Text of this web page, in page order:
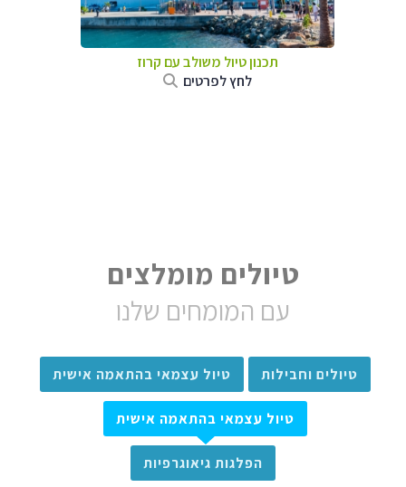
תכנון טיול משולב עם קרוז
לחץ לפרטים
טיולים מומלצים
עם המומחים שלנו
טיולים וחבילות טיול עצמאי בהתאמה אישית
טיול עצמאי בהתאמה אישית
הפלגות גיאוגרפיות